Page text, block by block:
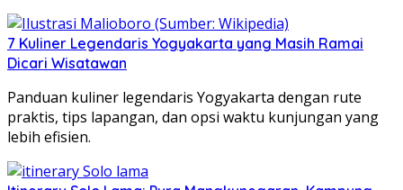
7 Kuliner Legendaris Yogyakarta yang Masih Ramai
Dicari Wisatawan
Panduan kuliner legendaris Yogyakarta dengan rute
praktis, tips lapangan, dan opsi waktu kunjungan yang
lebih efisien.